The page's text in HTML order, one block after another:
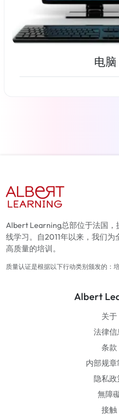
电脑
Albert Learning总部位于法国，
线学习。自2011年以来，我们为
高质量的培训。
质量认证是根据以下行动类别颁发的：
Albert
关于
法律信
条款
内部规
隐私政
無障
接触